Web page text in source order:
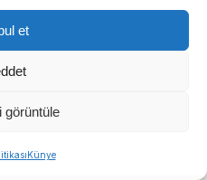
et
görüntüle
Künye